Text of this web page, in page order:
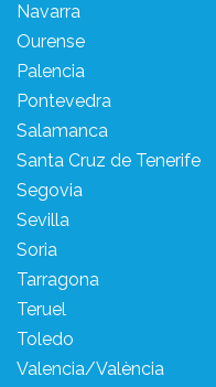
Navarra
Ourense
Palencia
Pontevedra
Salamanca
Santa Cruz de Tenerife
Segovia
Sevilla
Soria
Tarragona
Teruel
Toledo
Valencia/València